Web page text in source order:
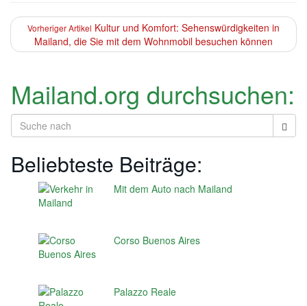
Vorheriger Artikel Kultur und Komfort: Sehenswürdigkeiten in
Mailand, die Sie mit dem Wohnmobil besuchen können
Mailand.org durchsuchen:
Beliebteste Beiträge:
Mit dem Auto nach Mailand
Corso Buenos Aires
Palazzo Reale